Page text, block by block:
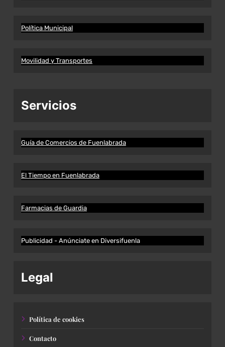
Política Municipal
Movilidad y Transportes
Servicios
Guía de Comercios de Fuenlabrada
El Tiempo en Fuenlabrada
Farmacias de Guardia
Publicidad - Anúnciate en Diversifuenla
Legal
Política de cookies
Contacto